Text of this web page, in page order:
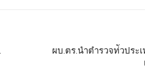
ผบ.ตร.นำตำรวจท่ัวประ